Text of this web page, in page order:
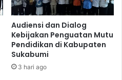
Audiensi dan Dialog
Kebijakan Penguatan Mutu
Pendidikan di Kabupaten
Sukabumi
3 hari ago